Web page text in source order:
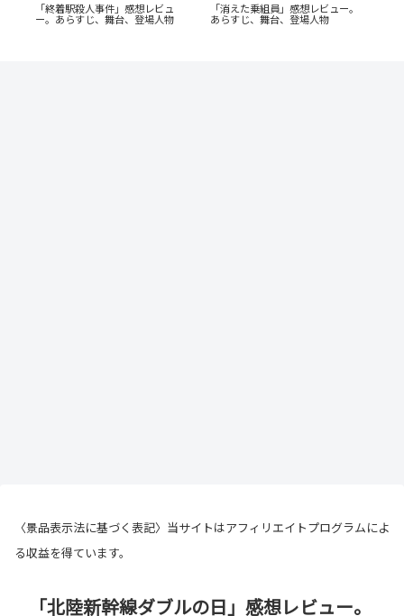
「終着駅殺人事件」感想レビュ
ー。あらすじ、舞台、登場人物
「消えた乗組員」感想レビュー。
あらすじ、舞台、登場人物
〈景品表示法に基づく表記〉当サイトはアフィリエイトプログラムによ
る収益を得ています。
「北陸新幹線ダブルの日」感想レビュー。